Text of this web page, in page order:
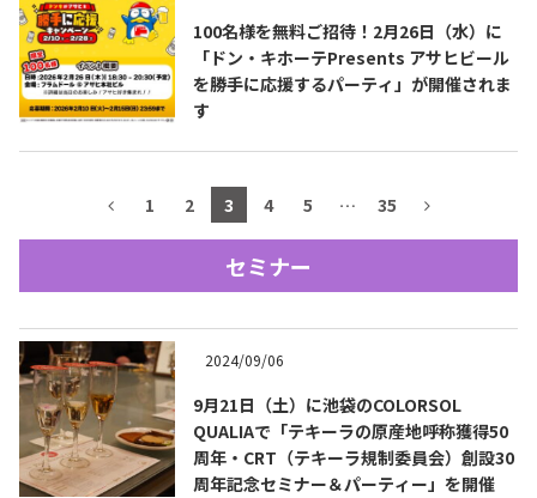
メキシコの記念日
トピックス一覧
お問合せ バー＆レストラン
Tequila Journal SNS 在日メキシコ大使館 SNS
100名様を無料ご招待！2月26日（水）に
「ドン・キホーテPresents アサヒビール
を勝手に応援するパーティ」が開催されま
す
1 2 3 4 5 … 35
セミナー
2024/09/06
9月21日（土）に池袋のCOLORSOL
QUALIAで「テキーラの原産地呼称獲得50
周年・CRT（テキーラ規制委員会）創設30
周年記念セミナー＆パーティー」を開催